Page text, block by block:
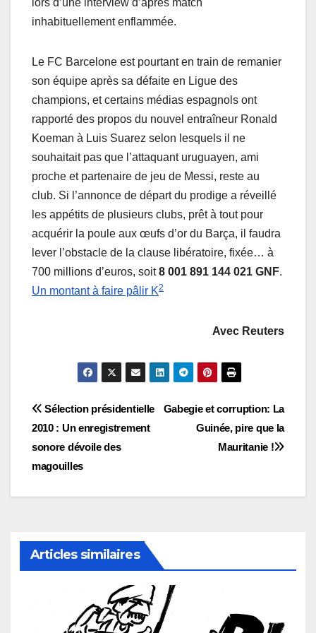
lors d’une interview d’après match
inhabituellement enflammée.
Le FC Barcelone est pourtant en train de remanier
son équipe après sa défaite en Ligue des
champions, et certains médias espagnols ont
rapporté des propos du nouvel entraîneur Ronald
Koeman à Luis Suarez selon lesquels il ne
souhaitait pas que l’attaquant uruguayen, ami
proche et partenaire de jeu de Messi, reste au
club. Si l’annonce de départ du prodige a réveillé
les appétits de plusieurs clubs, prêt à tout pour
acquérir la poule aux œufs d’or du Barça, il faudra
lever l’obstacle de la clause libératoire, fixée… à
700 millions d’euros, soit8 001 891 144 021 GNF.
Un montant à faire pâlir K2
Avec Reuters
Navigation
de
l’article
Gabegie et corruption: La
Guinée, pire que la
Mauritanie !
Sélection présidentielle
2010 : Un enregistrement
sonore dévoile des
magouilles
Articles similaires